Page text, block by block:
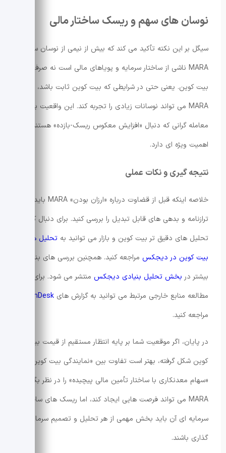
نوسان های سهم و ریسک ساختار مالی
سیگل بر این نکته تأکید می کند که بیش از نیمی از نوسان سهام
MARA ناشی از ساختار سرمایه و پویاهای مالی است نه صرفاً بتای
بیت کوین. یعنی حتی در شرایطی که بیت کوین ثابت باشد،
MARA می تواند نوسانات زیادی را تجربه کند. این واقعیت برای
معامله گرانی که دنبال «افزایش معکوس ریسک-بازده» هستند
اهمیت ویژه ای دارد.
نتیجه گیری و نکات عملی
خلاصه اینکه قبل از قضاوت درباره «ارزان بودن» MARA باید
ترازنامه و بدهی های قابل تبدیل را بررسی کنید. برای دنبال کردن
تحلیل های دقیق تر بیت کوین و بازار می توانید به تحلیل های
بیت کوین در دیجکس مراجعه کنید. همچنین بررسی های بنیادی
بیشتر در بخش تحلیل بنیادی دیجکس منتشر می شود. برای
مطالعه منابع خارجی مرتبط می توانید به گزارش های CoinDesk
مراجعه کنید.
در پایان، اگر موقعیت شما بر پایه انتظار مستقیم از قیمت بیت
کوین شکل گرفته، بهتر است تفاوت بین «نمایندگی بیت کوین» و
«سهام معدنکاری با ساختار تأمین مالی پیچیده» را در نظر بگیرید.
MARA می تواند فرصت هایی ایجاد کند، اما ریسک های ساختار
سرمایه ای آن باید بخش مهمی از هر تحلیل و تصمیم سرمایه
گذاری باشند.